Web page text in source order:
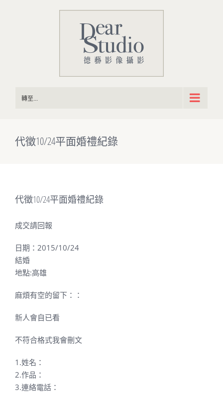
轉至...
代徵10/24平面婚禮紀錄
代徵10/24平面婚禮紀錄
成交請回報
日期：2015/10/24
結婚
地點:高雄
麻煩有空的留下：：
新人會自已看
不符合格式我會刪文
1.姓名：
2.作品：
3.連絡電話：